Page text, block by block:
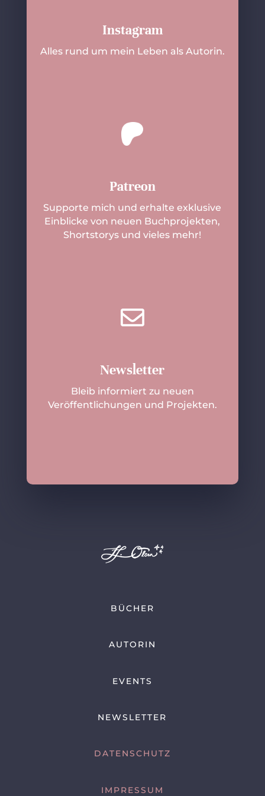
Instagram
Alles rund um mein Leben als Autorin.
Patreon
Supporte mich und erhalte exklusive
Einblicke von neuen Buchprojekten,
Shortstorys und vieles mehr!

Newsletter
Bleib informiert zu neuen
Veröffentlichungen und Projekten.
BÜCHER
AUTORIN
EVENTS
NEWSLETTER
DATENSCHUTZ
IMPRESSUM